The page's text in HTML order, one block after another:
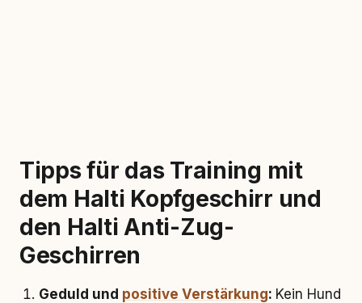
Tipps für das Training mit
dem Halti Kopfgeschirr und
den Halti Anti-Zug-
Geschirren
Geduld und positive Verstärkung: Kein Hund